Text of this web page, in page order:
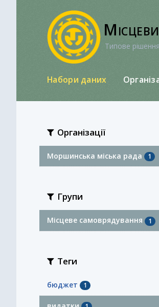
Типове
Набори даних
Організації
Моршинська міська рада 1
Групи
Місцеве самоврядування 1
Теги
бюджет 1